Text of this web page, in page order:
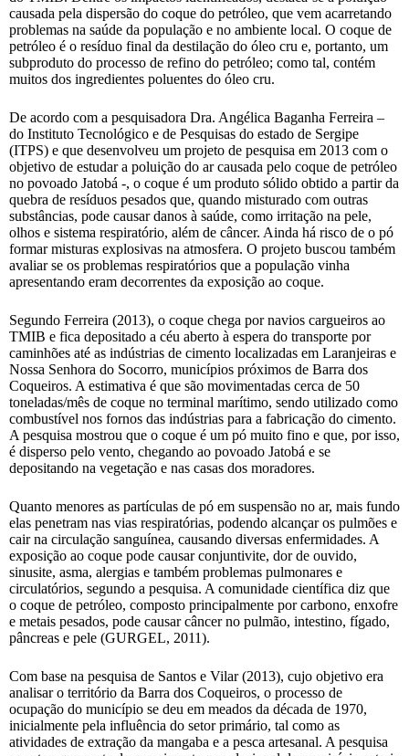
causada pela dispersão do coque do petróleo, que vem acarretando
problemas na saúde da população e no ambiente local. O coque de
petróleo é o resíduo final da destilação do óleo cru e, portanto, um
subproduto do processo de refino do petróleo; como tal, contém
muitos dos ingredientes poluentes do óleo cru.
De acordo com a pesquisadora Dra. Angélica Baganha Ferreira –
do Instituto Tecnológico e de Pesquisas do estado de Sergipe
(ITPS) e que desenvolveu um projeto de pesquisa em 2013 com o
objetivo de estudar a poluição do ar causada pelo coque de petróleo
no povoado Jatobá -, o coque é um produto sólido obtido a partir da
quebra de resíduos pesados que, quando misturado com outras
substâncias, pode causar danos à saúde, como irritação na pele,
olhos e sistema respiratório, além de câncer. Ainda há risco de o pó
formar misturas explosivas na atmosfera. O projeto buscou também
avaliar se os problemas respiratórios que a população vinha
apresentando eram decorrentes da exposição ao coque.
Segundo Ferreira (2013), o coque chega por navios cargueiros ao
TMIB e fica depositado a céu aberto à espera do transporte por
caminhões até as indústrias de cimento localizadas em Laranjeiras e
Nossa Senhora do Socorro, municípios próximos de Barra dos
Coqueiros. A estimativa é que são movimentadas cerca de 50
toneladas/mês de coque no terminal marítimo, sendo utilizado como
combustível nos fornos das indústrias para a fabricação do cimento.
A pesquisa mostrou que o coque é um pó muito fino e que, por isso,
é disperso pelo vento, chegando ao povoado Jatobá e se
depositando na vegetação e nas casas dos moradores.
Quanto menores as partículas de pó em suspensão no ar, mais fundo
elas penetram nas vias respiratórias, podendo alcançar os pulmões e
cair na circulação sanguínea, causando diversas enfermidades. A
exposição ao coque pode causar conjuntivite, dor de ouvido,
sinusite, asma, alergias e também problemas pulmonares e
circulatórios, segundo a pesquisa. A comunidade científica diz que
o coque de petróleo, composto principalmente por carbono, enxofre
e metais pesados, pode causar câncer no pulmão, intestino, fígado,
pâncreas e pele (GURGEL, 2011).
Com base na pesquisa de Santos e Vilar (2013), cujo objetivo era
analisar o território da Barra dos Coqueiros, o processo de
ocupação do município se deu em meados da década de 1970,
inicialmente pela influência do setor primário, tal como as
atividades de extração da mangaba e a pesca artesanal. A pesquisa